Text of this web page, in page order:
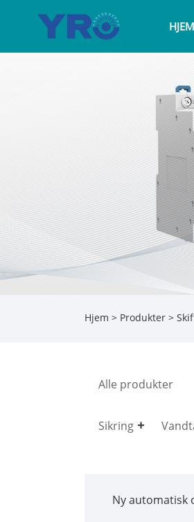
HJEM
Hjem > Produkter >
Alle produkter
Sikring
Ny automatisk